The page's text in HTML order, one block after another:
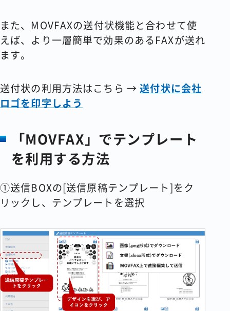
また、MOVFAXの送付状機能と合わせて使
えば、より一層簡単で効果のあるFAXが送れ
ます。
送付状の利用方法はこちら →送付状に会社
ロゴを印字しよう
「MOVFAX」でテンプレート
を利用する方法
①送信BOXの[送信原稿テンプレート]をク
リックし、テンプレートを選択